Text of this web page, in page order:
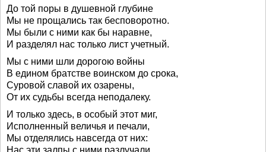
До той поры в душевной глубине
Мы не прощались так бесповоротно.
Мы были с ними как бы наравне,
И разделял нас только лист учетный.
Мы с ними шли дорогою войны
В едином братстве воинском до срока,
Суровой славой их озарены,
От их судьбы всегда неподалеку.
И только здесь, в особый этот миг,
Исполненный величья и печали,
Мы отделялись навсегда от них:
Нас эти залпы с ними разлучали.